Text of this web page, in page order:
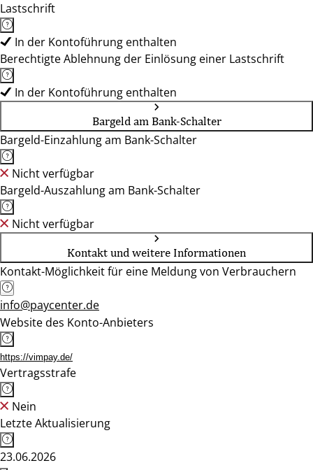
Lastschrift
In der Kontoführung enthalten
Berechtigte Ablehnung der Einlösung einer Lastschrift
In der Kontoführung enthalten
Bargeld am Bank-Schalter
Bargeld-Einzahlung am Bank-Schalter
Nicht verfügbar
Bargeld-Auszahlung am Bank-Schalter
Nicht verfügbar
Kontakt und weitere Informationen
Kontakt-Möglichkeit für eine Meldung von Verbrauchern
info@paycenter.de
Website des Konto-Anbieters
https://vimpay.de/
Vertragsstrafe
Nein
Letzte Aktualisierung
23.06.2026